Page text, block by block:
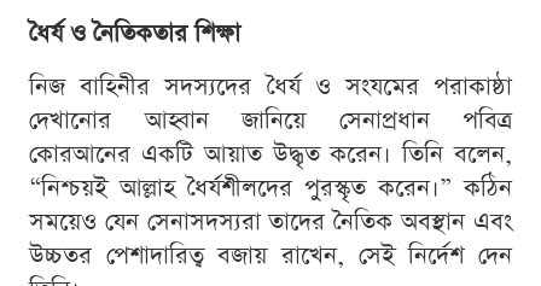
ধৈর্য ও নৈতিকতার শিক্ষা
নিজ বাহিনীর সদস্যদের ধৈর্য ও সংযমের পরাকাষ্ঠা
দেখানোর আহ্বান জানিয়ে সেনাপ্রধান পবিত্র
কোরআনের একটি আয়াত উদ্ধৃত করেন। তিনি বলেন,
“নিশ্চয়ই আল্লাহ ধৈর্যশীলদের পুরস্কৃত করেন।” কঠিন
সময়েও যেন সেনাসদস্যরা তাদের নৈতিক অবস্থান এবং
উচ্চতর পেশাদারিত্ব বজায় রাখেন, সেই নির্দেশ দেন